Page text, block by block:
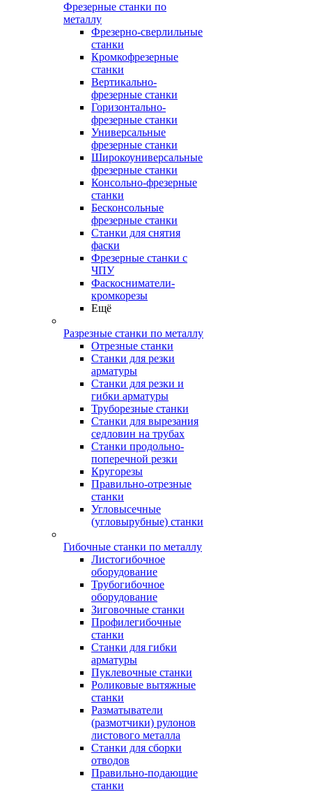
Фрезерные станки по
металлу
Фрезерно-сверлильные
станки
Кромкофрезерные
станки
Вертикально-
фрезерные станки
Горизонтально-
фрезерные станки
Универсальные
фрезерные станки
Широкоуниверсальные
фрезерные станки
Консольно-фрезерные
станки
Бесконсольные
фрезерные станки
Станки для снятия
фаски
Фрезерные станки с
ЧПУ
Фаскосниматели-
кромкорезы
Ещё
Разрезные станки по металлу
Отрезные станки
Станки для резки
арматуры
Станки для резки и
гибки арматуры
Труборезные станки
Станки для вырезания
седловин на трубаx
Станки продольно-
поперечной резки
Кругорезы
Правильно-отрезные
станки
Угловысечные
(угловырубные) станки
Гибочные станки по металлу
Листогибочное
оборудование
Трубогибочное
оборудование
Зиговочные станки
Профилегибочные
станки
Станки для гибки
арматуры
Пуклевочные станки
Роликовые вытяжные
станки
Разматыватели
(размотчики) рулонов
листового металла
Станки для сборки
отводов
Правильно-подающие
станки